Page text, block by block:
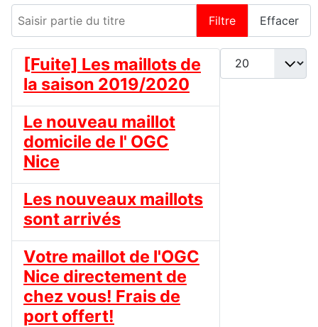
Filtre Effacer
Afficher #
[Fuite] Les maillots de
la saison 2019/2020
Le nouveau maillot
domicile de l' OGC
Nice
Les nouveaux maillots
sont arrivés
Votre maillot de l'OGC
Nice directement de
chez vous! Frais de
port offert!